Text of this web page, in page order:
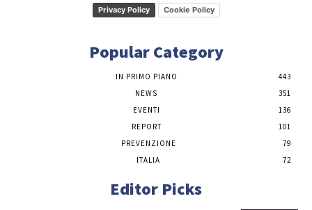
Privacy Policy Cookie Policy
Popular Category
IN PRIMO PIANO
443
NEWS
351
EVENTI
136
REPORT
101
PREVENZIONE
79
ITALIA
72
Editor Picks